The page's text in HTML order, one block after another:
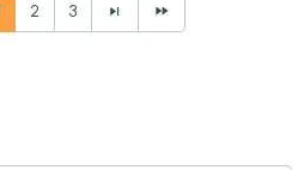
2 3